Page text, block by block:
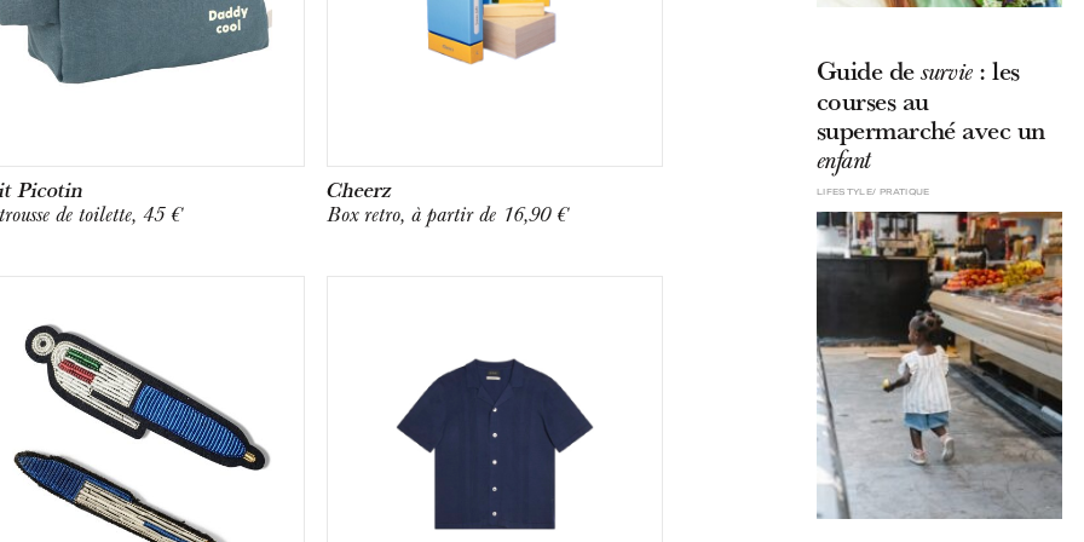
Picotin
de toilette, 45 €
Cheerz
Box retro, à partir de 16,90 €
Guide desurvie: les
courses au
supermarché avec un
enfant
LIFESTYLE PRATIQUE